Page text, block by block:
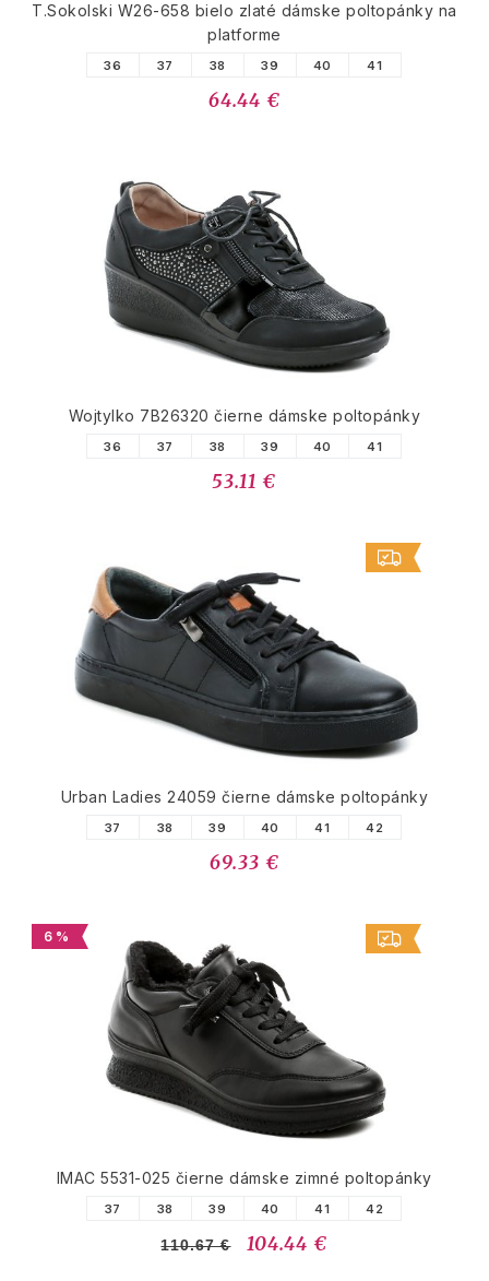
T.Sokolski W26-658 bielo zlaté dámske poltopánky na
platforme
36 37 38 39 40 41
64.44 €
Wojtylko 7B26320 čierne dámske poltopánky
36 37 38 39 40 41
53.11 €
Urban Ladies 24059 čierne dámske poltopánky
37 38 39 40 41 42
69.33 €
6 %
IMAC 5531-025 čierne dámske zimné poltopánky
37 38 39 40 41 42
110.67 € 104.44 €